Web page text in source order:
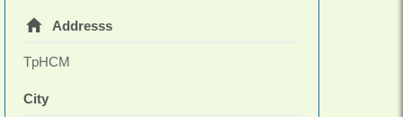
Addresss
TpHCM
City